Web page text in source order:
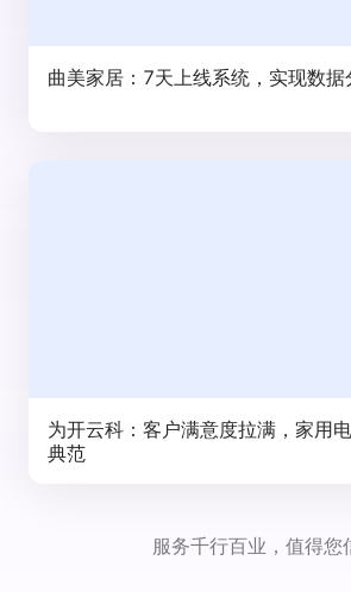
曲美家居：7天上线系统，实现数据
为开云科：客户满意度拉满，家用
典范
服务千行百业，值得您